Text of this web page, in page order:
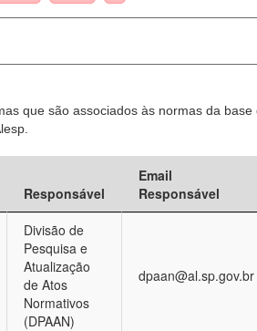
que são associados às normas da base
Responsável
Email
Responsável
Divisão de
Pesquisa e
Atualização
de Atos
Normativos
(DPAAN)
dpaan@al.sp.gov.br